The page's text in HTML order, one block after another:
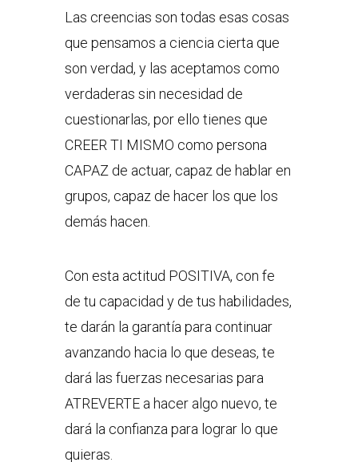
Las creencias son todas esas cosas
que pensamos a ciencia cierta que
son verdad, y las aceptamos como
verdaderas sin necesidad de
cuestionarlas, por ello tienes que
CREER TI MISMO como persona
CAPAZ de actuar, capaz de hablar en
grupos, capaz de hacer los que los
demás hacen.
Con esta actitud POSITIVA, con fe
de tu capacidad y de tus habilidades,
te darán la garantía para continuar
avanzando hacia lo que deseas, te
dará las fuerzas necesarias para
ATREVERTE a hacer algo nuevo, te
dará la confianza para lograr lo que
quieras.